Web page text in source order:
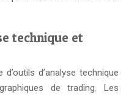
technique et
d’analyse technique
de trading. Les